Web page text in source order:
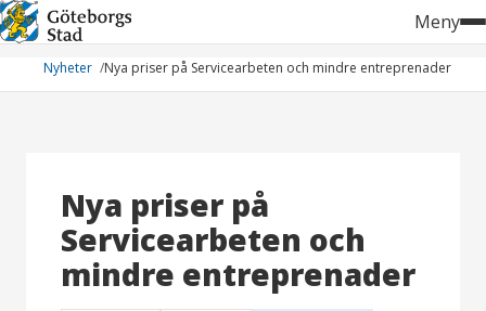
Hoppa
till
innehåll
Meny
Nyheter Nya priser på Servicearbeten och mindre entreprenader
Nya priser på
Servicearbeten och
mindre entreprenader